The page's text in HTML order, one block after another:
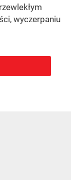
wyczerpaniu